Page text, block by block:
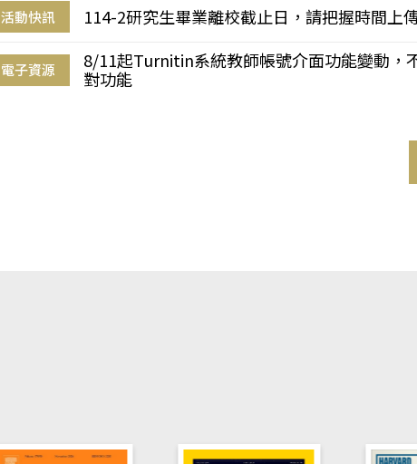
活動快訊 114-2研究生畢業離校截止日，請把握時間上
電子資源
8/11起Turnitin系統教師帳號介面功能變動，
對功能